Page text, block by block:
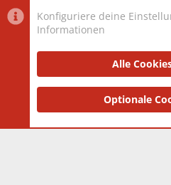
Community platform by XenForo® ©
and add-ons by ThemeHouse
Konfiguriere deine
Informationen
Alle
Optionale